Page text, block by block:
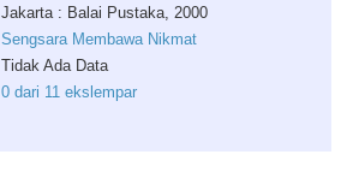
Jakarta : Balai Pustaka, 2000
Sengsara Membawa Nikmat
Tidak Ada Data
0 dari 11 ekslempar